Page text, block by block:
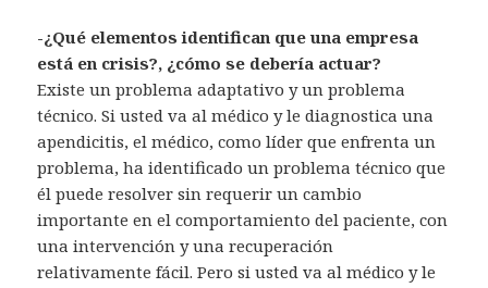
-¿Qué elementos identifican que una empresa
está en crisis?, ¿cómo se debería actuar?
Existe un problema adaptativo y un problema
técnico. Si usted va al médico y le diagnostica una
apendicitis, el médico, como líder que enfrenta un
problema, ha identificado un problema técnico que
él puede resolver sin requerir un cambio
importante en el comportamiento del paciente, con
una intervención y una recuperación
relativamente fácil. Pero si usted va al médico y le